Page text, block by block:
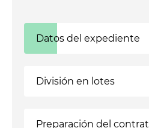
Datos del expediente
División en lotes
Preparación del